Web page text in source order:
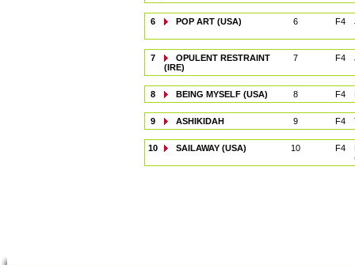
6 POP ART (USA) 6 F4
7
OPULENT RESTRAINT
(IRE)
7 F4
8 BEING MYSELF (USA) 8 F4
9 ASHIKIDAH 9 F4
10 SAILAWAY (USA) 10 F4